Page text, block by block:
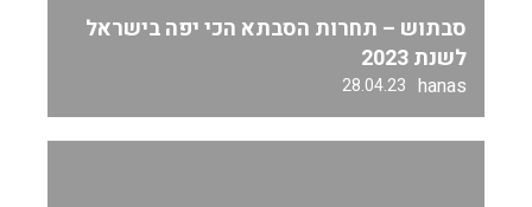
סבתוש – תחרות הסבתא הכי יפה בישראל
לשנת 2023
hanas
28.04.23